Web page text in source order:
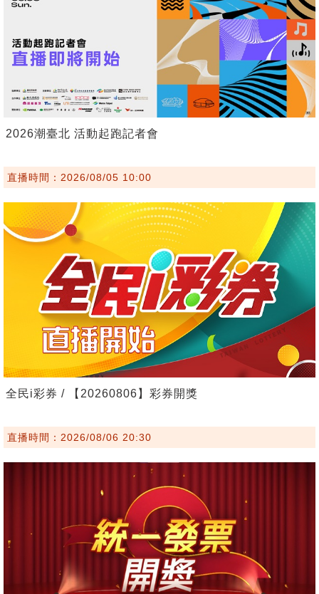
2026潮臺北 活動起跑記者會
直播時間：2026/08/05 10:00
全民i彩券 / 【20260806】彩券開獎
直播時間：2026/08/06 20:30